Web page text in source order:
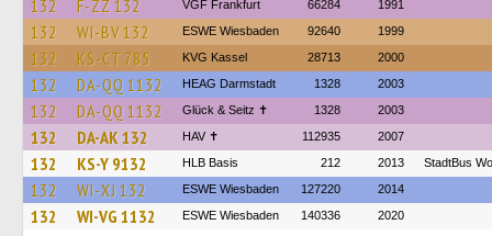
132 F-ZZ 132 VGF Frankfurt 66284 1991
132 WI-BV 132 ESWE Wiesbaden 92640 1999
132 KS-CT 785 KVG Kassel 28713 2000
132 DA-QQ 1132 HEAG Darmstadt 1328 2003
132 DA-QQ 1132 Glück & Seitz ✝ 1328 2003
132 DA-AK 132 HAV ✝ 112935 2007
132 KS-Y 9132 HLB Basis 212 2013 StadtBus
132 WI-XJ 132 ESWE Wiesbaden 127220 2014
132 WI-VG 1132 ESWE Wiesbaden 140336 2020